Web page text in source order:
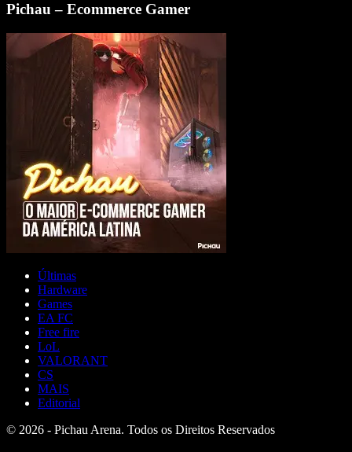
Pichau – Ecommerce Gamer
Últimas
Hardware
Games
EA FC
Free fire
LoL
VALORANT
CS
MAIS
Editorial
© 2026 - Pichau Arena. Todos os Direitos Reservados